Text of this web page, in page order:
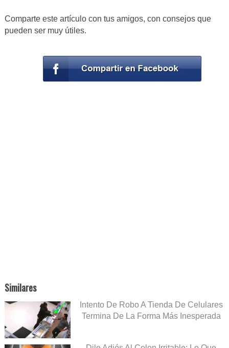
Comparte este artículo con tus amigos, con consejos que
pueden ser muy útiles.
Similares
Intento De Robo A Tienda De Celulares
Termina De La Forma Más Inesperada